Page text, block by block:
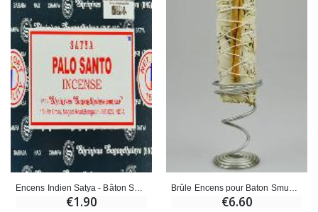
Encens Indien Satya - Bâton Sacré - 15g
€1.90 €6.60